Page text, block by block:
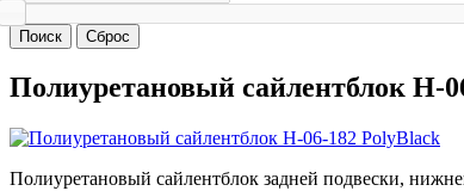
Полиуретановый сайлентблок H-
Полиуретановый сайлентблок задней подвески,